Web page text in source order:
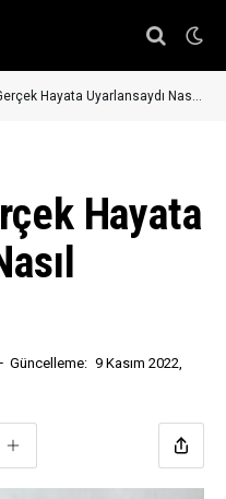
Hayata Uyarlansaydı Nasıl Olurdu?
Hayata
Güncelleme: 9 Kasım 2022,